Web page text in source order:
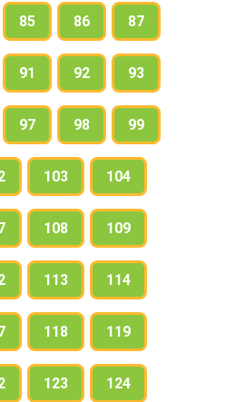
85 86 87
91 92 93
97 98 99
103 104
108 109
113 114
118 119
123 124